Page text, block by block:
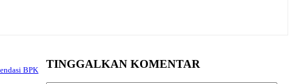
BPK TINGGALKAN KOMENTAR